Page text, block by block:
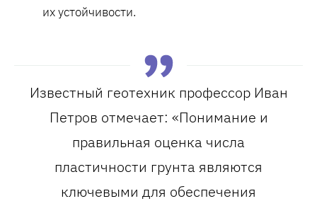
их устойчивости.
Известный геотехник профессор Иван
Петров отмечает: «Понимание и
правильная оценка числа
пластичности грунта являются
ключевыми для обеспечения